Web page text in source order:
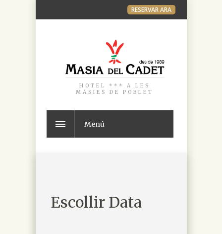
RESERVAR ARA
HOTEL *** A LES
MASIES DE POBLET
Menú
Escollir Data